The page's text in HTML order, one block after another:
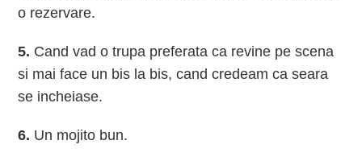
o rezervare.
5. Cand vad o trupa preferata ca revine pe scena
si mai face un bis la bis, cand credeam ca seara
se incheiase.
6. Un mojito bun.